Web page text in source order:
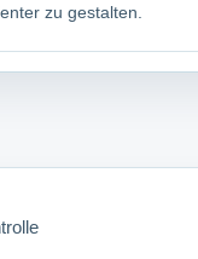
zu gestalten.